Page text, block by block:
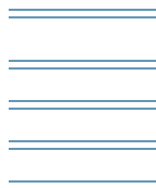
-
-
-
-